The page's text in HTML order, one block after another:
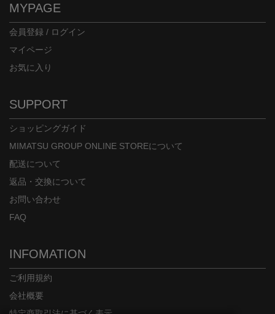
MYPAGE
会員登録 / ログイン
マイページ
お気に入り
SUPPORT
ショッピングガイド
MIMATSU GROUP ONLINE STOREについて
配送について
返品・交換について
お問い合わせ
FAQ
INFOMATION
ご利用規約
会社概要